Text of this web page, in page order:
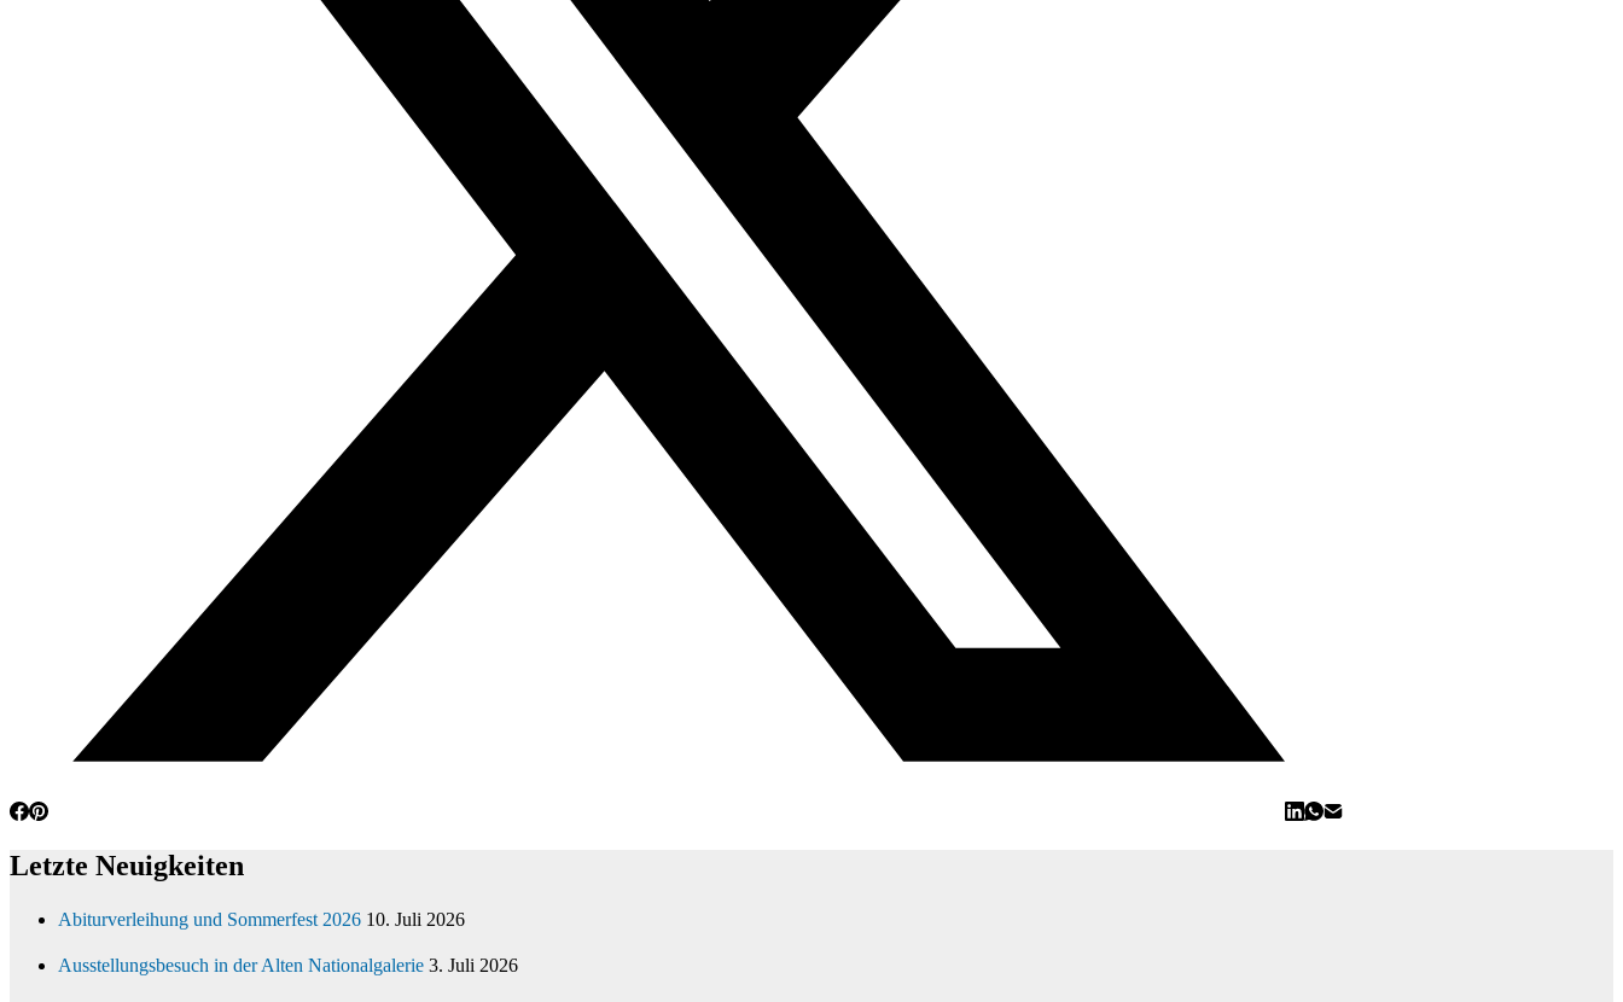
Letzte Neuigkeiten
Abiturverleihung und Sommerfest 2026 10. Juli 2026
Ausstellungsbesuch in der Alten Nationalgalerie 3. Juli 2026